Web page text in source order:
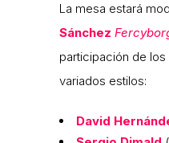
La mesa estará
Sánchez
participación de
variados estilos:
David